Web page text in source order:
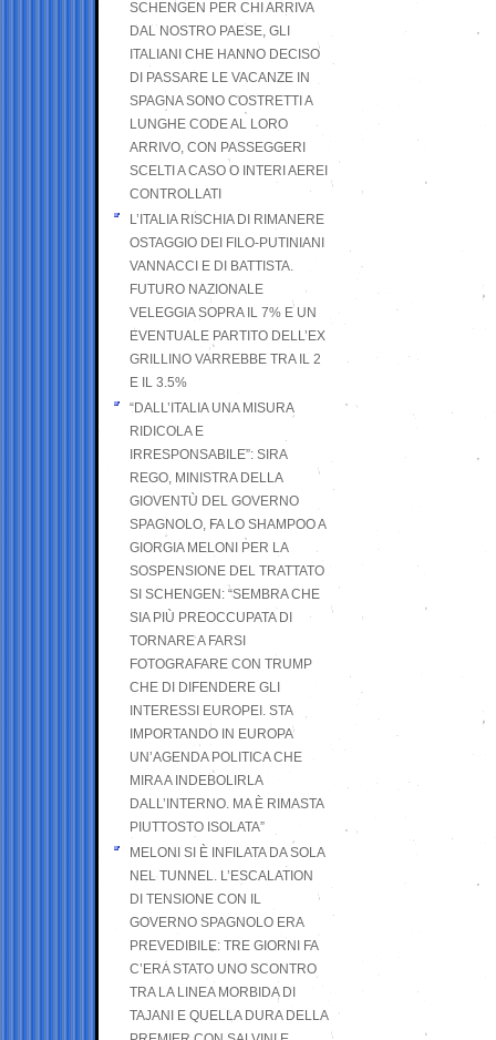
SCHENGEN PER CHI ARRIVA
DAL NOSTRO PAESE, GLI
ITALIANI CHE HANNO DECISO
DI PASSARE LE VACANZE IN
SPAGNA SONO COSTRETTI A
LUNGHE CODE AL LORO
ARRIVO, CON PASSEGGERI
SCELTI A CASO O INTERI AEREI
CONTROLLATI
L’ITALIA RISCHIA DI RIMANERE
OSTAGGIO DEI FILO-PUTINIANI
VANNACCI E DI BATTISTA.
FUTURO NAZIONALE
VELEGGIA SOPRA IL 7% E UN
EVENTUALE PARTITO DELL’EX
GRILLINO VARREBBE TRA IL 2
E IL 3.5%
“DALL’ITALIA UNA MISURA
RIDICOLA E
IRRESPONSABILE”: SIRA
REGO, MINISTRA DELLA
GIOVENTÙ DEL GOVERNO
SPAGNOLO, FA LO SHAMPOO A
GIORGIA MELONI PER LA
SOSPENSIONE DEL TRATTATO
SI SCHENGEN: “SEMBRA CHE
SIA PIÙ PREOCCUPATA DI
TORNARE A FARSI
FOTOGRAFARE CON TRUMP
CHE DI DIFENDERE GLI
INTERESSI EUROPEI. STA
IMPORTANDO IN EUROPA
UN’AGENDA POLITICA CHE
MIRA A INDEBOLIRLA
DALL’INTERNO. MA È RIMASTA
PIUTTOSTO ISOLATA”
MELONI SI È INFILATA DA SOLA
NEL TUNNEL. L’ESCALATION
DI TENSIONE CON IL
GOVERNO SPAGNOLO ERA
PREVEDIBILE: TRE GIORNI FA
C’ERA STATO UNO SCONTRO
TRA LA LINEA MORBIDA DI
TAJANI E QUELLA DURA DELLA